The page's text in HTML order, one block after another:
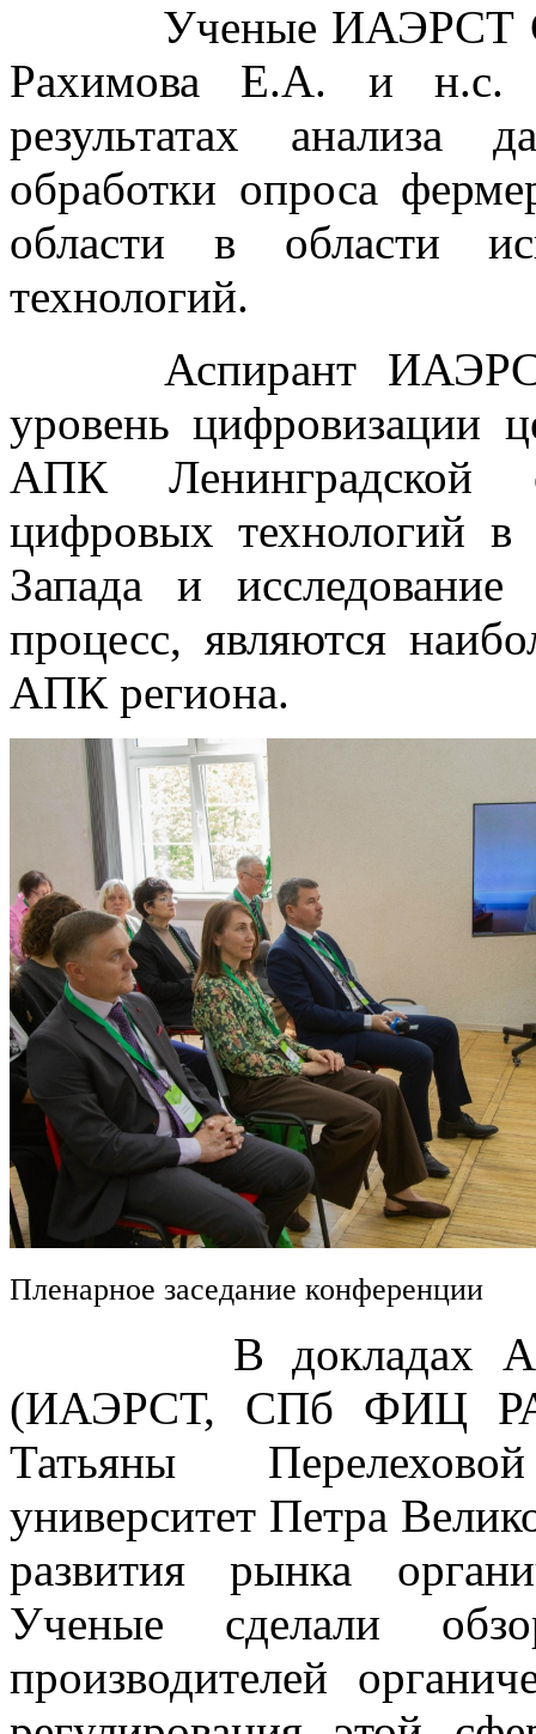
Ученые ИАЭРСТ
Рахимова Е.А. и н.с.
результатах
обработки опроса
области в области
технологий.
Аспирант ИАЭРСТ
уровень цифровизации
АПК Ленинградской
цифровых технологий
Запада и
процесс, являются
АПК региона.
Пленарное заседание конференции
В докладах
(ИАЭРСТ, СПб ФИЦ
Татьяны
университет Петра
развития рынка
Ученые сделали
производителей